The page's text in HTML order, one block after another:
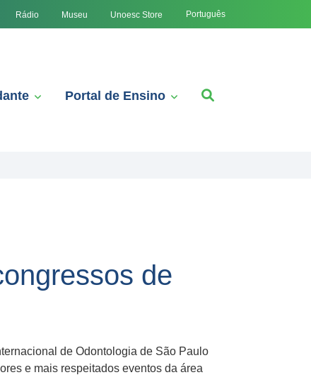
Rádio Museu Unoesc Store Português
Portal de Ensino
de
de Odontologia de São Paulo
e mais respeitados eventos da área